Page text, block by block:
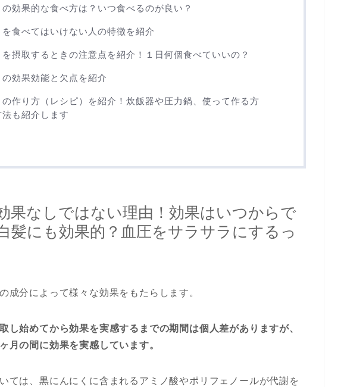
効果的な食べ方は？いつ食べるのが良い？
食べてはいけない人の特徴を紹介
摂取するときの注意点を紹介！１日何個食べていいの？
効果効能と欠点を紹介
作り方（レシピ）を紹介！炊飯器や圧力鍋、使って作る方
も紹介します
果なしではない理由！効果はいつからで
髪にも効果的？血圧をサラサラにするっ
成分によって様々な効果をもたらします。
し始めてから効果を実感するまでの期間は個人差がありますが、
月の間に効果を実感しています。
ては、黒にんにくに含まれるアミノ酸やポリフェノールが代謝を